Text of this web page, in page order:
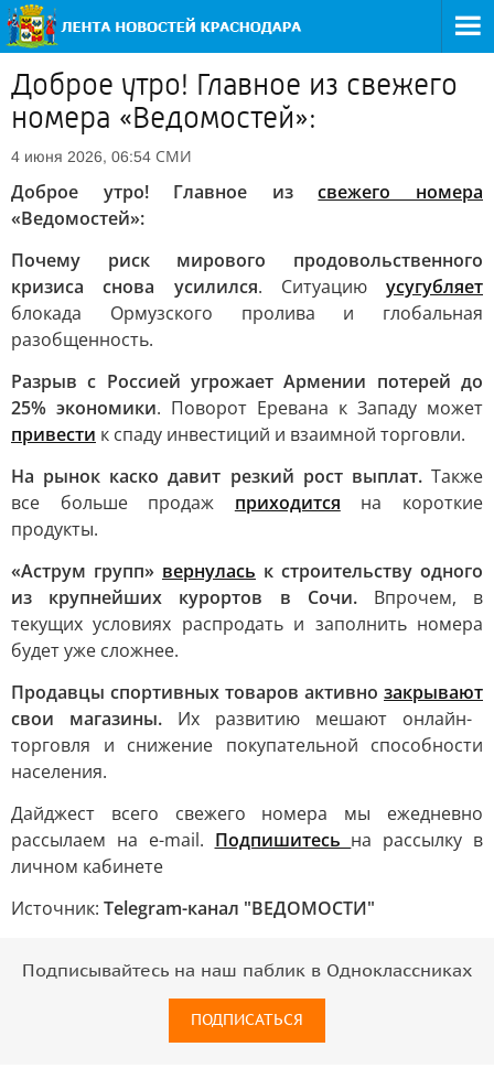
Доброе утро! Главное из свежего
номера «Ведомостей»:
4 июня 2026, 06:54 СМИ
Доброе утро! Главное изсвежего номера
«Ведомостей»:
Почему риск мирового продовольственного
кризиса снова усилился. Ситуацию усугубляет
блокада Ормузского пролива и глобальная
разобщенность.
Разрыв с Россией угрожает Армении потерей до
25% экономики. Поворот Еревана к Западу может
привести к спаду инвестиций и взаимной торговли.
На рынок каско давит резкий рост выплат.Также
все больше продаж приходится на короткие
продукты.
«Аструм групп» вернулась к строительству одного
из крупнейших курортов в Сочи.Впрочем, в
текущих условиях распродать и заполнить номера
будет уже сложнее.
Продавцы спортивных товаров активно закрывают
свои магазины. Их развитию мешают онлайн-
торговля и снижение покупательной способности
населения.
Дайджест всего cвежего номера мы ежедневно
рассылаем на e-mail. Подпишитесь на рассылку в
личном кабинете
Источник: Telegram-канал "ВЕДОМОСТИ"
Подписывайтесь на наш паблик в Одноклассниках
ПОДПИСАТЬСЯ